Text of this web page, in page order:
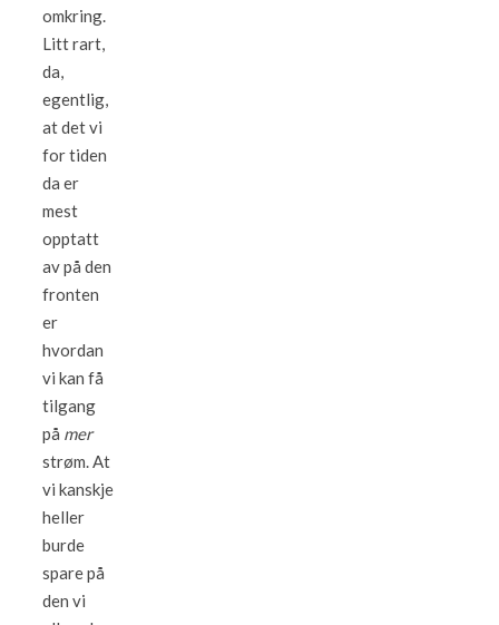
omkring.
Litt rart,
da,
egentlig,
at det vi
for tiden
da er
mest
opptatt
av på den
fronten
er
hvordan
vi kan få
tilgang
på mer
strøm. At
vi kanskje
heller
burde
spare på
den vi